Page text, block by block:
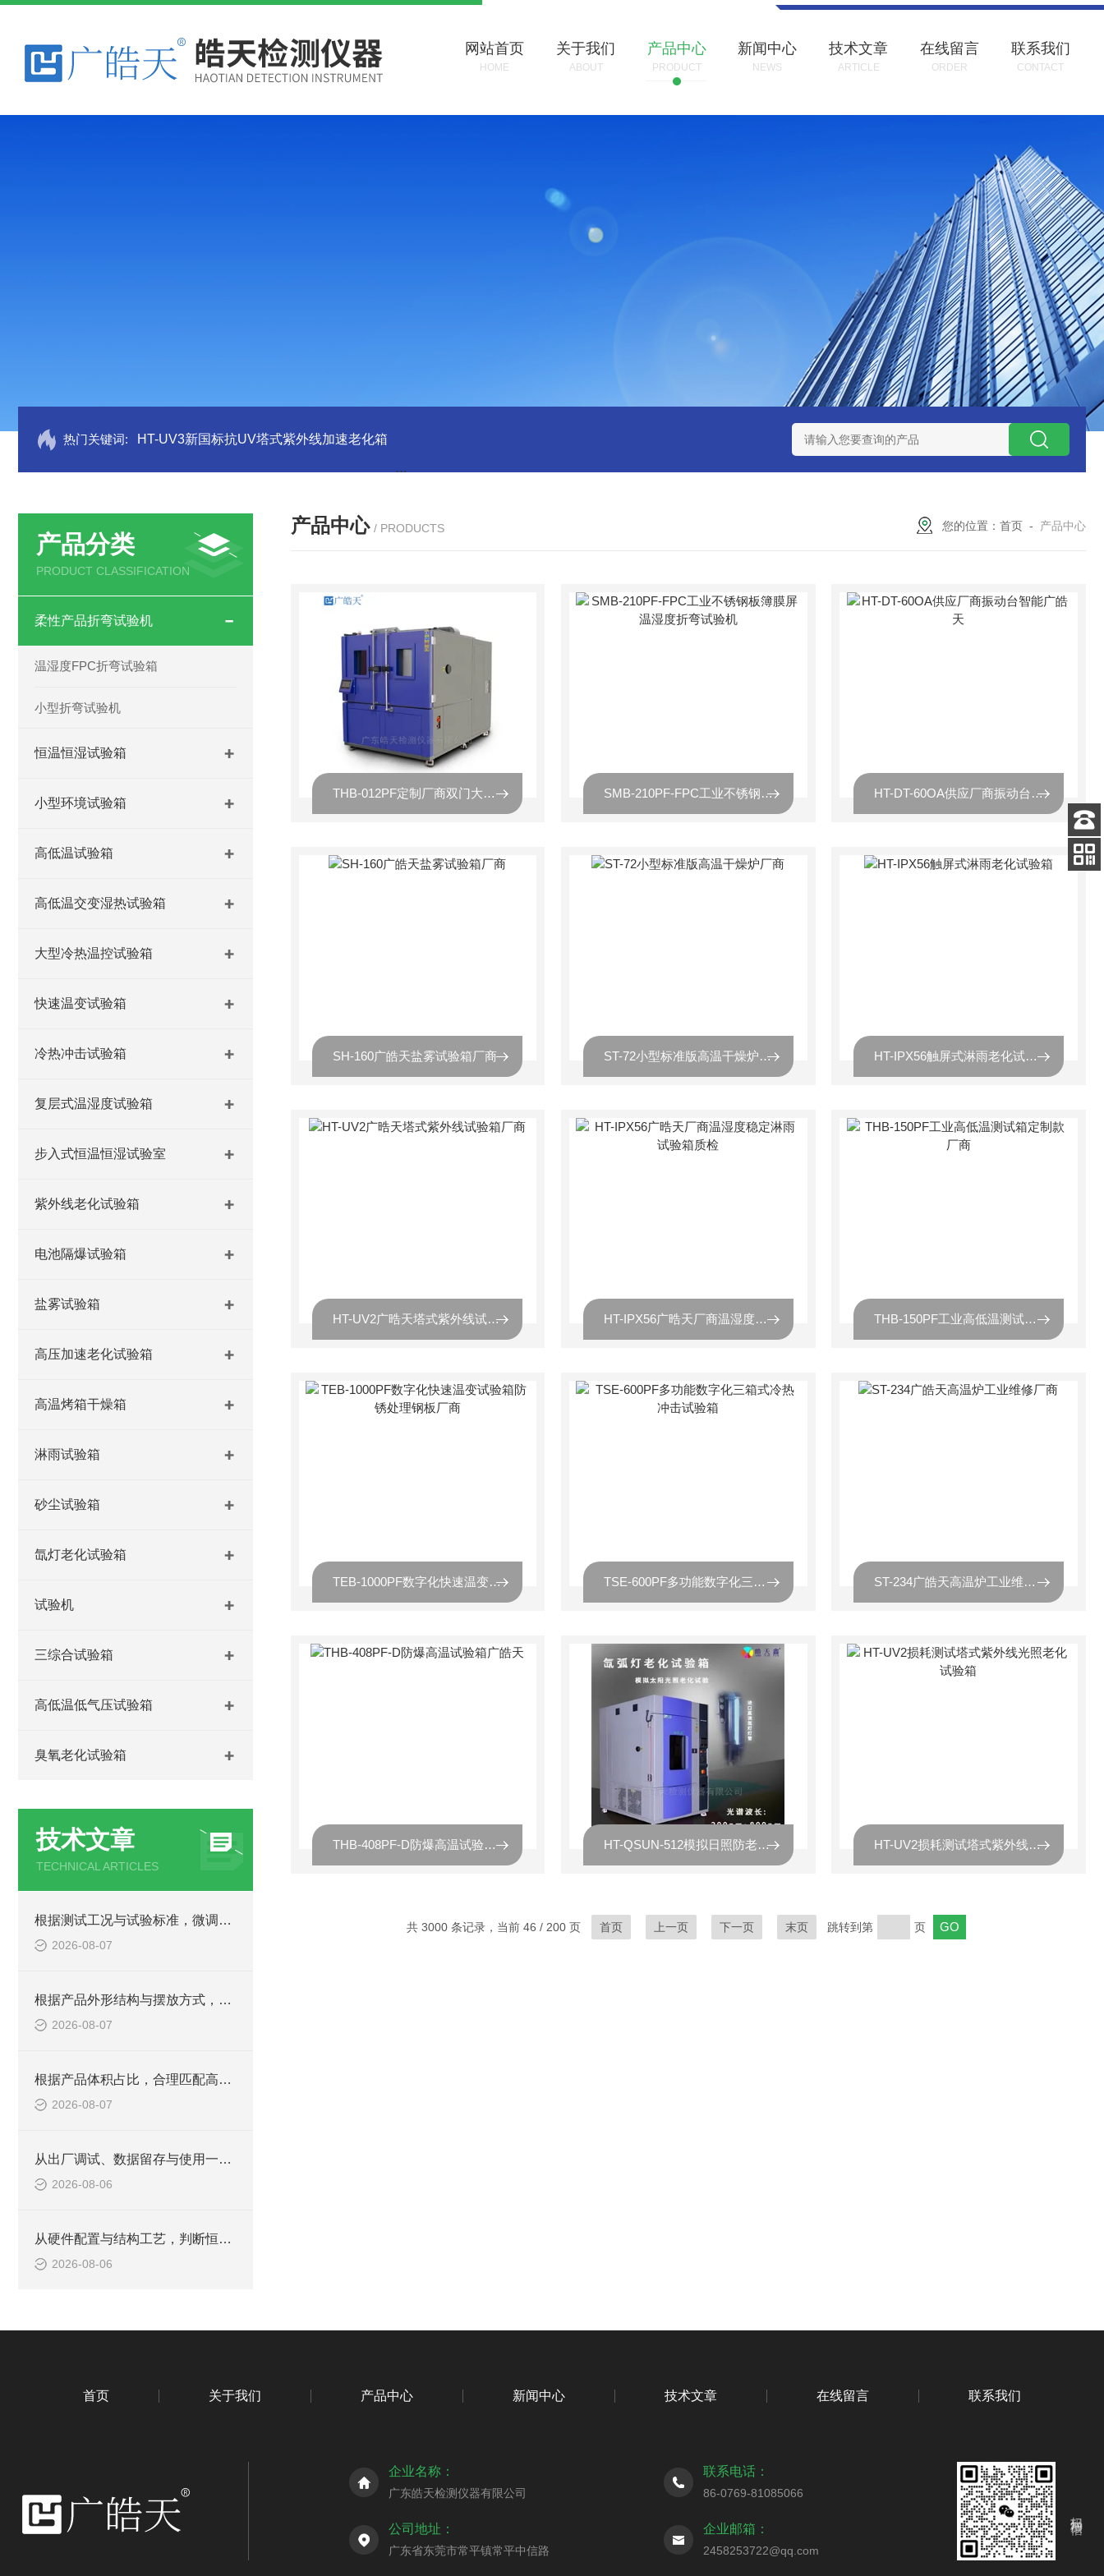
网站首页
HOME
关于我们
ABOUT
产品中心
PRODUCT
新闻中心
NEWS
技术文章
ARTICLE
在线留言
ORDER
联系我们
CONTACT
热门关键词: HT-UV3新国标抗UV塔式紫外线加速老化箱 SH-160广皓天新国标温湿度盐雾试验箱保养维修 SMD-210PF-
产品分类
PRODUCT CLASSIFICATION
柔性产品折弯试验机
温湿度FPC折弯试验箱
小型折弯试验机
恒温恒湿试验箱
小型环境试验箱
高低温试验箱
高低温交变湿热试验箱
大型冷热温控试验箱
快速温变试验箱
冷热冲击试验箱
复层式温湿度试验箱
步入式恒温恒湿试验室
紫外线老化试验箱
电池隔爆试验箱
盐雾试验箱
高压加速老化试验箱
高温烤箱干燥箱
淋雨试验箱
砂尘试验箱
氙灯老化试验箱
试验机
三综合试验箱
高低温低气压试验箱
臭氧老化试验箱
技术文章
TECHNICAL ARTICLES
根据测试工况与试验标准，微调高低温湿热箱内箱余量尺寸
2026-08-07
根据产品外形结构与摆放方式，确定高低温湿热箱内箱规格
2026-08-07
根据产品体积占比，合理匹配高低温湿热试验箱内箱尺寸
2026-08-07
从出厂调试、数据留存与使用一致性，判定老化箱综合品质
2026-08-06
从硬件配置与结构工艺，判断恒温恒湿老化箱品质是否合规
2026-08-06
产品中心 / PRODUCTS 您的位置： 首页 - 产品中心
THB-012PF定制厂商双门大型冷热温控试验箱 SMB-210PF-FPC工业不锈钢板簿膜屏温湿度折弯试验机 HT-DT-60OA供应厂商振动台智能广皓天
SH-160广皓天盐雾试验箱厂商 ST-72小型标准版高温干燥炉厂商 HT-IPX56触屏式淋雨老化试验箱
HT-UV2广晧天塔式紫外线试验箱厂商 HT-IPX56广晧天厂商温湿度稳定淋雨试验箱质检 THB-150PF工业高低温测试箱定制款厂商
TEB-1000PF数字化快速温变试验箱防锈处理钢板厂商 TSE-600PF多功能数字化三箱式冷热冲击试验箱 ST-234广皓天高温炉工业维修厂商
THB-408PF-D防爆高温试验箱广皓天 HT-QSUN-512模拟日照防老化氙灯光试验箱多功能 HT-UV2损耗测试塔式紫外线光照老化试验箱
共 3000 条记录，当前 46 / 200 页 首页 上一页 下一页 末页 跳转到第 页
首页 关于我们 产品中心 新闻中心 技术文章 在线留言 联系我们
企业名称：
广东皓天检测仪器有限公司
联系电话：
86-0769-81085066
公司地址：
广东省东莞市常平镇常平中信路
企业邮箱：
2458253722@qq.com
客服
电话